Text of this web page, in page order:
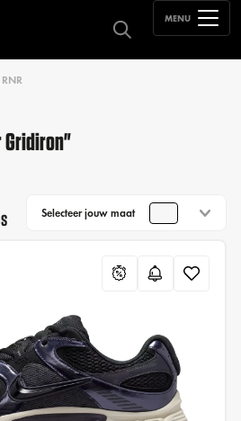
MENU
Gridiron"
Selecteer jouw maat